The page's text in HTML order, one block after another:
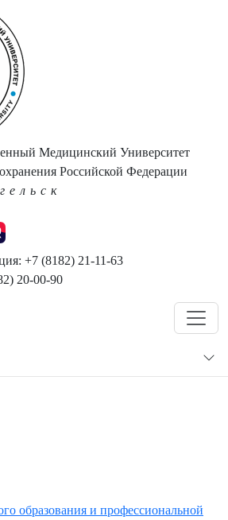
Медицинский Университет
Российской Федерации
+7 (8182) 21-11-63
20-00-90
образования и профессиональной